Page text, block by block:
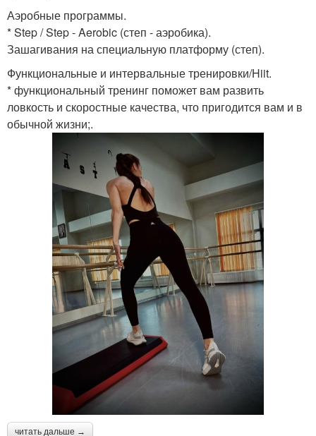
Аэробные программы.
* Step / Step - Aerobic (степ - аэробика).
Зашагивания на специальную платформу (степ).
Функциональные и интервальные тренировки/Hiit.
* функциональный тренинг поможет вам развить
ловкость и скоростные качества, что пригодится вам и в
обычной жизни;.
читать дальше →